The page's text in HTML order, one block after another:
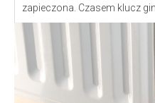
zapieczona. Czasem klucz